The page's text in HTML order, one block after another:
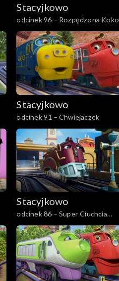
Stacyjkowo
odcinek 96 – Rozpędzona Koko
Stacyjkowo
odcinek 91 – Chwiejaczek
Stacyjkowo
odcinek 86 – Super Ciuchcia
incognito